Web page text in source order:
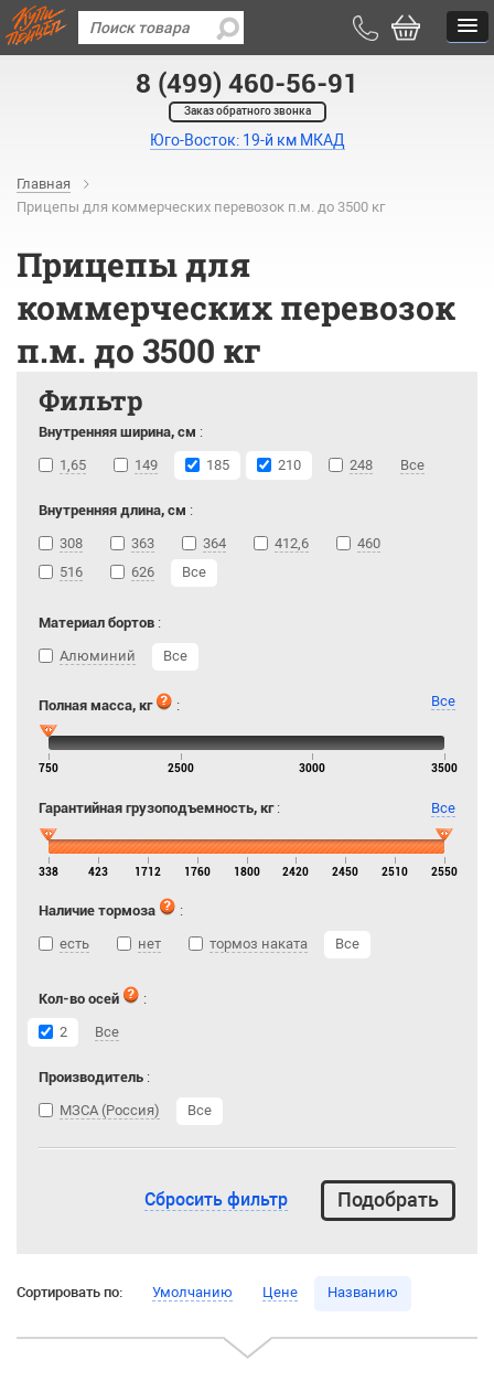
8 (499) 460-56-91
Заказ обратного звонка
Юго-Восток: 19-й км МКАД
Главная
Прицепы для коммерческих перевозок п.м. до 3500 кг
Прицепы для
коммерческих перевозок
п.м. до 3500 кг
Фильтр
Внутренняя ширина, см :
1,65
149 185 210 248 Все
Внутренняя длина, см :
308
363 364 412,6
460
516
626 Все
Материал бортов :
Алюминий
Все
Полная масса, кг : Все
750 2500 3000 3500
Гарантийная грузоподъемность, кг: Все
338 423 1712 1760 1800 2420 2450 2510 2550
Наличие тормоза
:
есть
нет тормоз наката Все
Кол-во осей
:
2
Все
Производитель :
МЗСА (Россия)
Все
Сбросить фильтр
Сортировать по: Умолчанию Цене Названию